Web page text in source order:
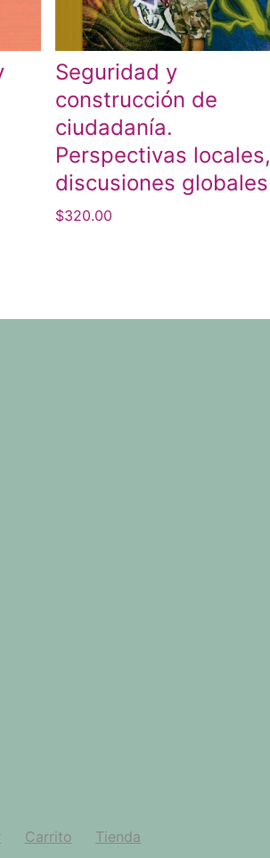
Seguridad y
construcción de
ciudadanía.
Perspectivas locales,
discusiones globales
$320.00
Carrito Tienda